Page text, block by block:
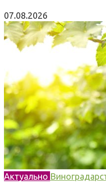
07.08.2026
Актуально